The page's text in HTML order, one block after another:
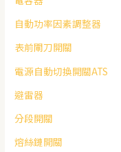
自動功率因素調整器
表前閘刀開關
電源自動切換開關ATS
避雷器
分段開關
熔絲鏈開關